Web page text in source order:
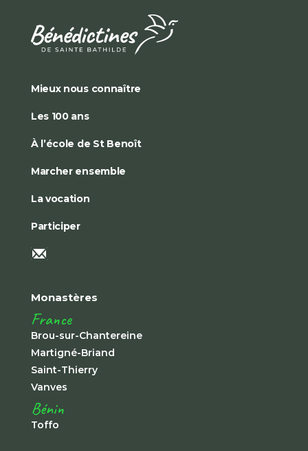
Mieux nous connaître
Les 100 ans
À l’école de St Benoît
Marcher ensemble
La vocation
Participer
Monastères
France
Brou-sur-Chantereine
Martigné-Briand
Saint-Thierry
Vanves
Bénin
Toffo